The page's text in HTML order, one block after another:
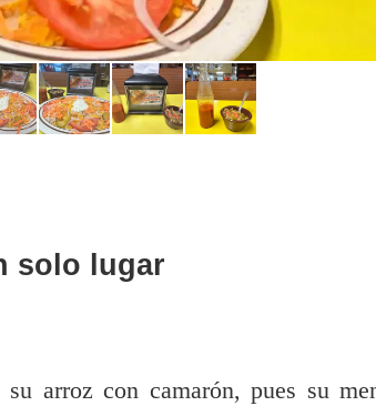
solo lugar
arroz con camarón, pues su